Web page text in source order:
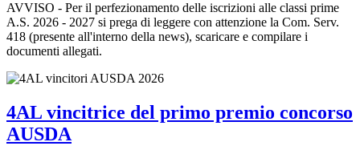
AVVISO - Per il perfezionamento delle iscrizioni alle classi prime
A.S. 2026 - 2027 si prega di leggere con attenzione la Com. Serv.
418 (presente all'interno della news), scaricare e compilare i
documenti allegati.
4AL vincitrice del primo premio concorso
AUSDA